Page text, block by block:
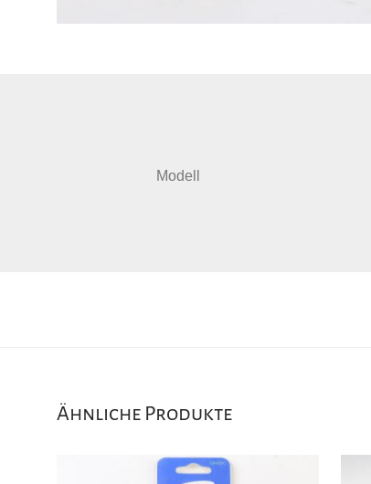
Modell
Ähnliche Produkte